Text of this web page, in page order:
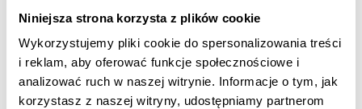
Niniejsza strona korzysta z plików cookie
Wykorzystujemy pliki cookie do spersonalizowania treści
i reklam, aby oferować funkcje społecznościowe i
analizować ruch w naszej witrynie. Informacje o tym, jak
korzystasz z naszej witryny, udostępniamy partnerom
Gdzie można zgłaszać działania
niepożądane leku?
Jeśli pacjent podejrzewa u siebie występowanie